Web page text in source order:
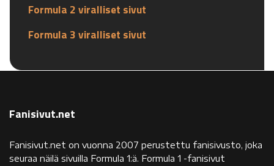
Formula 2 viralliset sivut
Formula 3 viralliset sivut
Fanisivut.net
Fanisivut.net on vuonna 2007 perustettu fanisivusto, joka
seuraa näilä sivuilla Formula 1:ä. Formula 1 -fanisivut